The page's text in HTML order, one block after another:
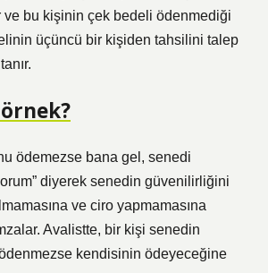
ve bu kişinin çek bedeli ödenmediği
üçüncü bir kişiden tahsilini talep
ödemezse bana gel, senedi
diyerek senedin güvenilirliğini
ve ciro yapmamasına
Avalistte, bir kişi senedin
kendisinin ödeyeceğine